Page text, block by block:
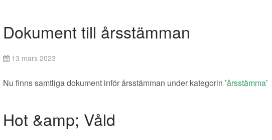
Dokument till årsstämman
13 mars 2023
Nu finns samtliga dokument inför årsstämman under kategorin ’årsstämma’
Hot &amp; Våld